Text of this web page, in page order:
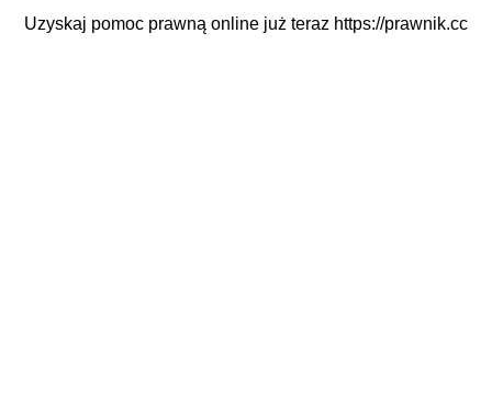
Uzyskaj pomoc prawną online już teraz https://prawnik.cc